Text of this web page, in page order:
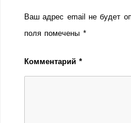
Ваш адрес email не будет
поля помечены *
Комментарий*